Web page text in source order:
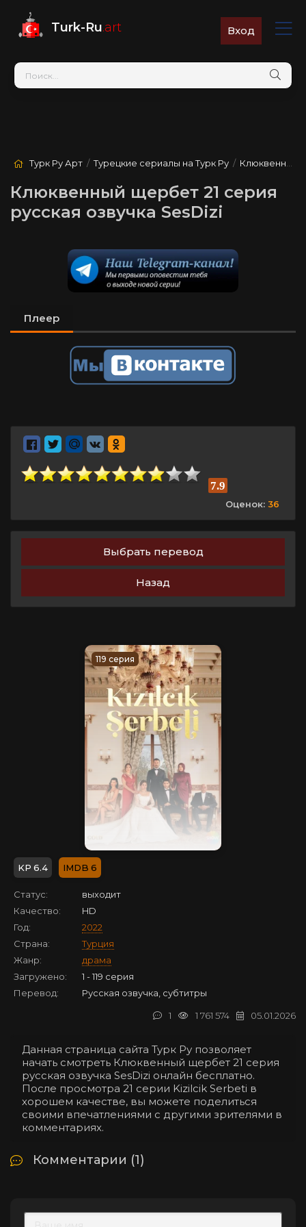
Turk-Ru.art Вход
Турк Ру Арт /Турецкие сериалы на Турк Ру / Клюквенный щербет
Клюквенный щербет 21 серия
русская озвучка SesDizi
Плеер
7.9
Оценок: 36
Выбрать перевод
Назад
119 серия
6.4 6
Статус:
выходит
Качество:
HD
Год:
2022
Страна:
Турция
Жанр:
драма
Загружено:
1 - 119 серия
Перевод:
Русская озвучка, субтитры
05.01.2026
1 761 574
1
Данная страница сайта Турк Ру позволяет
начать смотреть Клюквенный щербет 21 серия
русская озвучка SesDizi онлайн бесплатно.
После просмотра 21 серии Kizilcik Serbeti в
хорошем качестве, вы можете поделиться
своими впечатлениями с другими зрителями в
комментариях.
Комментарии (1)